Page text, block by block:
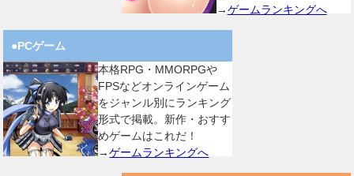
→ゲームランキングへ
●PCゲーム
本格RPG・MMORPGや
FPSなどオンラインゲーム
をジャンル別にランキング
形式で掲載。新作・おすす
めゲームはこれだ！
→ゲームランキングへ